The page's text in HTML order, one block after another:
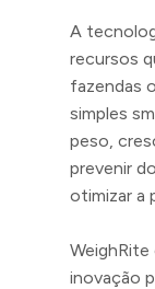
A
recursos
fazendas
simples
peso,
prevenir
otimizar a
WeighRite
inovação